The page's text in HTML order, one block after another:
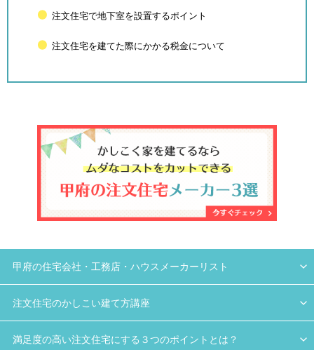
注文住宅で地下室を設置するポイント
注文住宅を建てた際にかかる税金について
甲府の住宅会社・工務店・ハウスメーカーリスト
注文住宅のかしこい建て方講座
満足度の高い注文住宅にする３つのポイントとは？